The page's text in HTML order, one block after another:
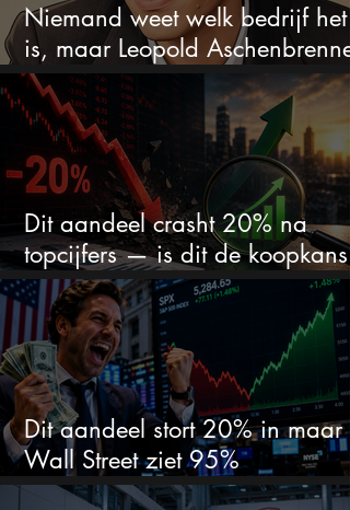
Niemand weet welk bedrijf het
is, maar Leopold Aschenbrenner
zet er nu $500 miljoen op
Dit aandeel crasht 20% na
topcijfers — is dit de koopkans
waar beleggers op wachtten?
Dit aandeel stort 20% in maar
Wall Street ziet 95%
koerspotentieel